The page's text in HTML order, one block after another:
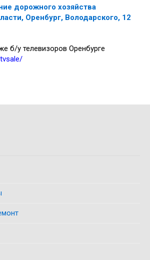
дорожного хозяйства
Оренбург, Володарского, 12
б/у телевизоров Оренбурге